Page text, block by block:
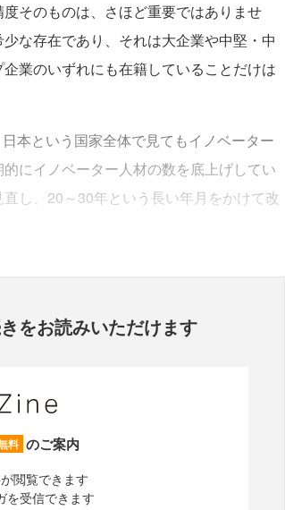
そのものは、さほど重要ではありませ
な存在であり、それは大企業や中堅・中
業のいずれにも在籍していることだけは
本という国家全体で見てもイノベーター
にイノベーター人材の数を底上げしてい
し、20～30年という長い年月をかけて改
をお読みいただけます
料 のご案内
閲覧できます
を受信できます